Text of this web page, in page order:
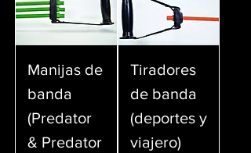
Manijas de
banda
(Predator
& Predator
Tiradores
de banda
(deportes y
viajero)